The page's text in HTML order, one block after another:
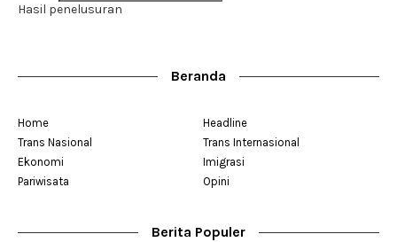
Hasil penelusuran
Beranda
Home
Headline
Trans Nasional
Trans Internasional
Ekonomi
Imigrasi
Pariwisata
Opini
Berita Populer